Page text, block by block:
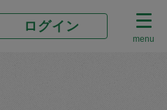
ログイン
menu